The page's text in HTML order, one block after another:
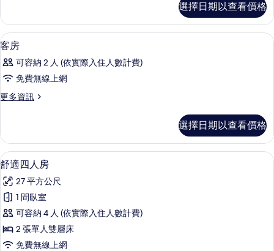
有
相
片
雙
人
房
詳
情
選擇日期以查看價格
顯
示
客
的
有
相
片
低過敏寢具、書桌、遮光布/窗簾、隔
9
客房
可容納 2 人 (依實際入住人數計費)
免費無線上網
更多資訊
更
的
詳
情
選擇日期以查看價格
顯
示
舒
適
四
人
低過敏寢具、書桌、遮光布/窗簾、隔
12
舒適四人房
27 平方公尺
1 間臥室
可容納 4 人 (依實際入住人數計費)
2 張單人雙層床
免費無線上網